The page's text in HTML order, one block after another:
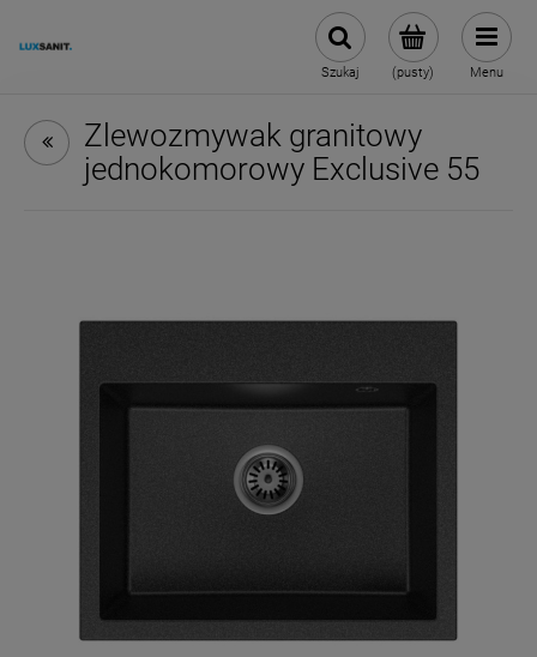
(pusty)
Szukaj Menu
Zlewozmywak granitowy
jednokomorowy Exclusive 55